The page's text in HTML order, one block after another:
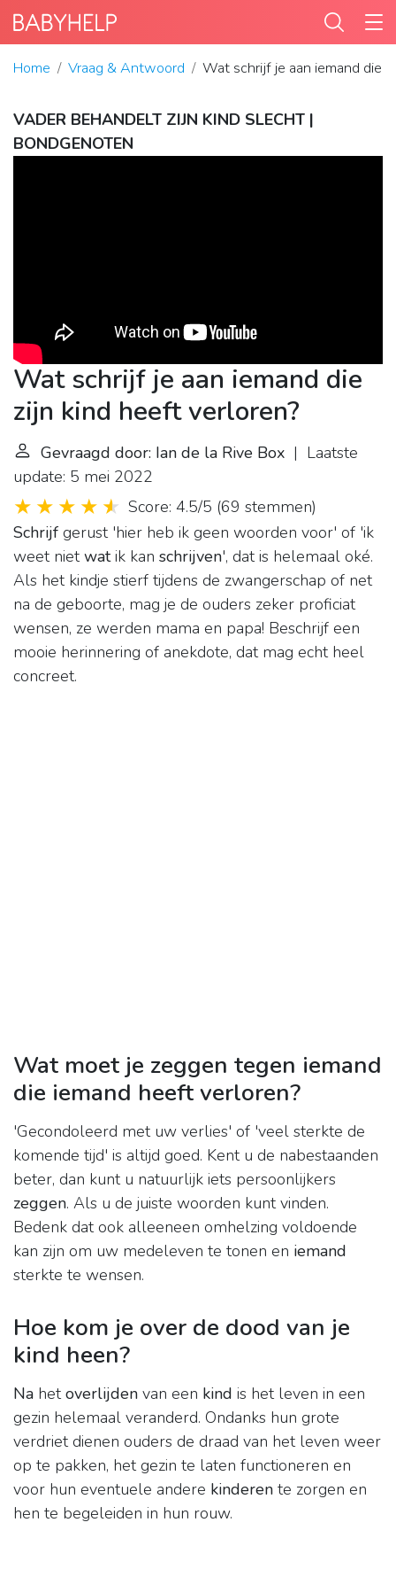
Home Vraag & Antwoord Wat schrijf je aan iemand die
VADER BEHANDELT ZIJN KIND SLECHT |
BONDGENOTEN
Wat schrijf je aan iemand die
zijn kind heeft verloren?
Gevraagd door: Ian de la Rive Box | Laatste
update: 5 mei 2022
Score: 4.5/5 (69 stemmen)
Schrijf gerust 'hier heb ik geen woorden voor' of 'ik
weet nietwatik kan schrijven', dat is helemaal oké.
Als het kindje stierf tijdens de zwangerschap of net
na de geboorte, mag je de ouders zeker proficiat
wensen, ze werden mama en papa! Beschrijf een
mooie herinnering of anekdote, dat mag echt heel
concreet.
Wat moet je zeggen tegen iemand
die iemand heeft verloren?
'Gecondoleerd met uw verlies' of 'veel sterkte de
komende tijd' is altijd goed. Kent u de nabestaanden
beter, dan kunt u natuurlijk iets persoonlijkers
zeggen. Als u de juiste woorden kunt vinden.
Bedenk dat ook alleeneen omhelzing voldoende
kan zijn om uw medeleven te tonen en iemand
sterkte te wensen.
Hoe kom je over de dood van je
kind heen?
Na hetoverlijden van een kind is het leven in een
gezin helemaal veranderd. Ondanks hun grote
verdriet dienen ouders de draad van het leven weer
op te pakken, het gezin te laten functioneren en
voor hun eventuele andere kinderen te zorgen en
hen te begeleiden in hun rouw.